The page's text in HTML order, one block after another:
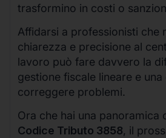
trasformino in costi o
Affidarsi a professionisti che
chiarezza e precisione al
lavoro può fare davvero la
gestione fiscale lineare e
correggere problemi.
Ora che hai una panoramica
Codice Tributo 3858, il